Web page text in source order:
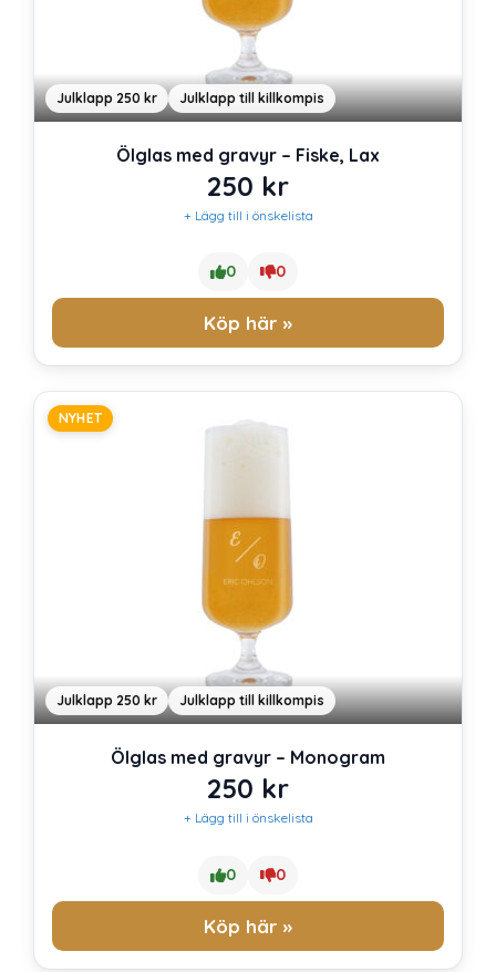
Julklapp 250 kr Julklapp till killkompis
Ölglas med gravyr – Fiske, Lax
250 kr
+ Lägg till i önskelista
0 0
Köp här »
NYHET
Julklapp 250 kr Julklapp till killkompis
Ölglas med gravyr – Monogram
250 kr
+ Lägg till i önskelista
0 0
Köp här »